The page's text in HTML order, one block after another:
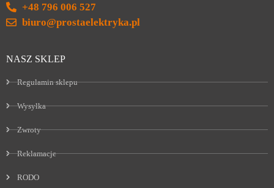
+48 796 006 527
biuro@prostaelektryka.pl
NASZ SKLEP
Regulamin sklepu
Wysyłka
Zwroty
Reklamacje
RODO